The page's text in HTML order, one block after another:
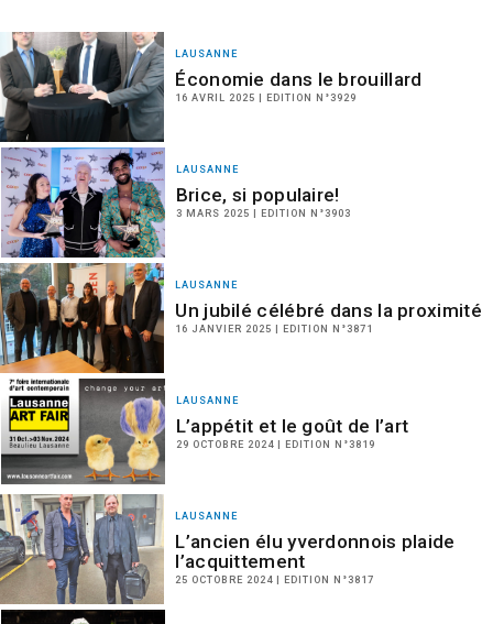
LAUSANNE
Économie dans le brouillard
16 AVRIL 2025 | EDITION N°3929
LAUSANNE
Brice, si populaire!
3 MARS 2025 | EDITION N°3903
LAUSANNE
Un jubilé célébré dans la proximité
16 JANVIER 2025 | EDITION N°3871
LAUSANNE
L’appétit et le goût de l’art
29 OCTOBRE 2024 | EDITION N°3819
LAUSANNE
L’ancien élu yverdonnois plaide
l’acquittement
25 OCTOBRE 2024 | EDITION N°3817